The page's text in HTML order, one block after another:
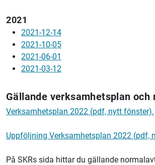
2021
2021-12-14
2021-10-05
2021-06-01
2021-03-12
Gällande verksamhetsplan och
Verksamhetsplan 2022 (pdf, nytt fönster).
Uppföljning Verksamhetsplan 2022 (pdf,
På SKRs sida hittar du gällande